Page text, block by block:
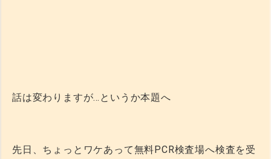
話は変わりますが…というか本題へ
先日、ちょっとワケあって無料PCR検査場へ検査を受